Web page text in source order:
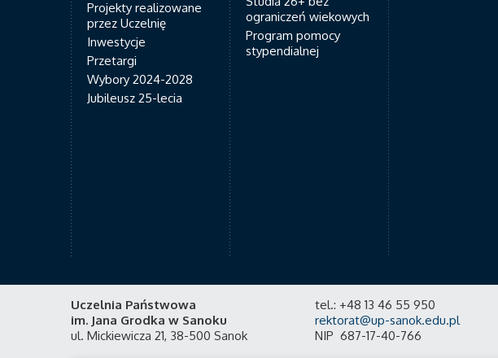
Projekty realizowane
przez Uczelnię
Inwestycje
Przetargi
Wybory 2024-2028
Jubileusz 25-lecia
ograniczeń wiekowych
Program pomocy
stypendialnej
Uczelnia Państwowa
im. Jana Grodka w Sanoku
ul. Mickiewicza 21, 38-500 Sanok
tel.: +48 13 46 55 950
rektorat@up-sanok.edu.pl
NIP 687-17-40-766